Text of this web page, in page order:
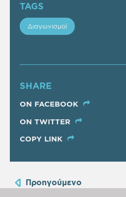
TAGS
Διαγωνισμοί
SHARE
ON FACEBOOK
ON TWITTER
COPY LINK
Προηγούμενο